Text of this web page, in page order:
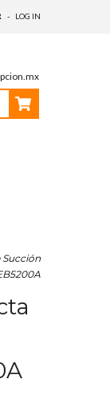
- LOG IN
Succión